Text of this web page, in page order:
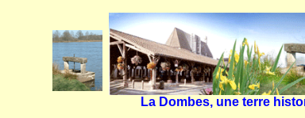
La Dombes, une terre